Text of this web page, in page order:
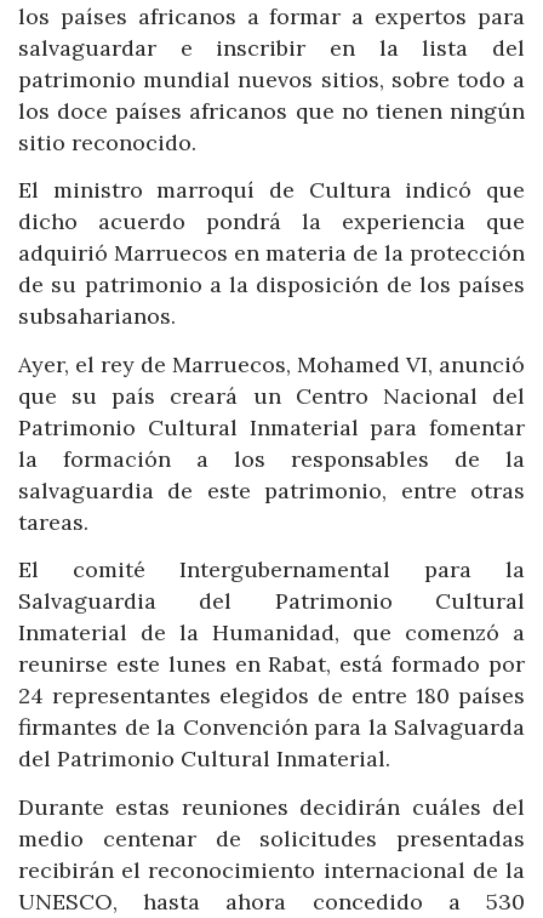
los países africanos a formar a expertos para
salvaguardar e inscribir en la lista del
patrimonio mundial nuevos sitios, sobre todo a
los doce países africanos que no tienen ningún
sitio reconocido.
El ministro marroquí de Cultura indicó que
dicho acuerdo pondrá la experiencia que
adquirió Marruecos en materia de la protección
de su patrimonio a la disposición de los países
subsaharianos.
Ayer, el rey de Marruecos, Mohamed VI, anunció
que su país creará un Centro Nacional del
Patrimonio Cultural Inmaterial para fomentar
la formación a los responsables de la
salvaguardia de este patrimonio, entre otras
tareas.
El comité Intergubernamental para la
Salvaguardia del Patrimonio Cultural
Inmaterial de la Humanidad, que comenzó a
reunirse este lunes en Rabat, está formado por
24 representantes elegidos de entre 180 países
firmantes de la Convención para la Salvaguarda
del Patrimonio Cultural Inmaterial.
Durante estas reuniones decidirán cuáles del
medio centenar de solicitudes presentadas
recibirán el reconocimiento internacional de la
UNESCO, hasta ahora concedido a 530